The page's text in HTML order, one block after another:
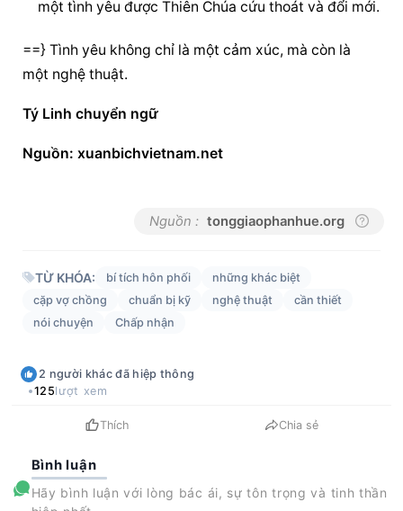
một tình yêu được Thiên Chúa cứu thoát và đổi mới.
==} Tình yêu không chỉ là một cảm xúc, mà còn là
một nghệ thuật.
Tý Linh chuyển ngữ
Nguồn: xuanbichvietnam.net
Nguồn : tonggiaophanhue.org
TỪ KHÓA: bí tích hôn phối
những khác biệt
cặp vợ chồng
chuẩn bị kỹ nghệ thuật
cần thiết
nói chuyện
Chấp nhận
2 người khác đã hiệp thông
125lượt xem
Thích Chia sẻ
Bình luận
Hãy bình luận với lòng bác ái, sự tôn trọng và tinh thần